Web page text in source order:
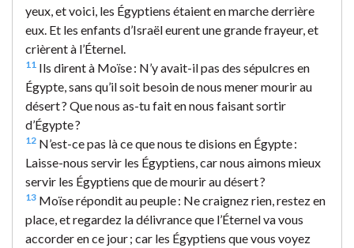
yeux, et voici, les Égyptiens étaient en marche derrière
eux. Et les enfants d’Israël eurent une grande frayeur, et
crièrent à l’Éternel.
11 Ils dirent à Moïse : N’y avait-il pas des sépulcres en
Égypte, sans qu’il soit besoin de nous mener mourir au
désert ? Que nous as-tu fait en nous faisant sortir
d’Égypte ?
12 N’est-ce pas là ce que nous te disions en Égypte :
Laisse-nous servir les Égyptiens, car nous aimons mieux
servir les Égyptiens que de mourir au désert ?
13 Moïse répondit au peuple : Ne craignez rien, restez en
place, et regardez la délivrance que l’Éternel va vous
accorder en ce jour ; car les Égyptiens que vous voyez